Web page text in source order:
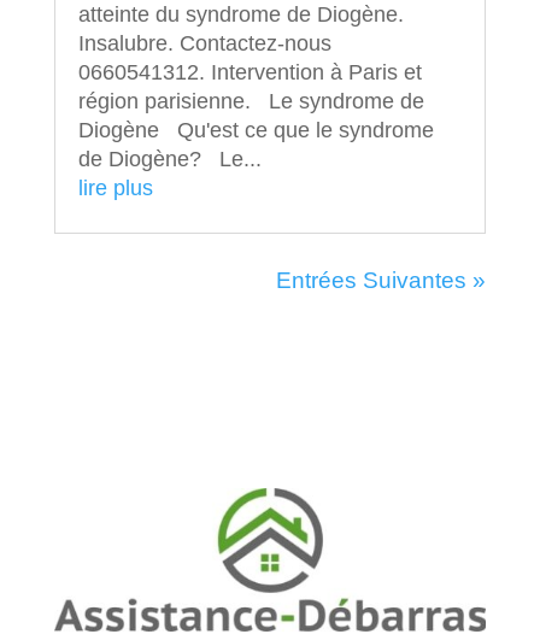
atteinte du syndrome de Diogène.
Insalubre. Contactez-nous
0660541312. Intervention à Paris et
région parisienne. Le syndrome de
Diogène Qu'est ce que le syndrome
de Diogène? Le...
lire plus
Entrées Suivantes »